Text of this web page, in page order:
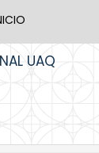
UAQ